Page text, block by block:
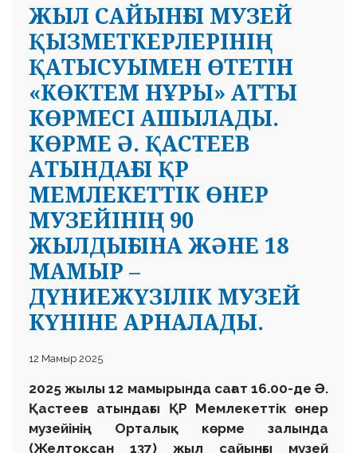
ЖЫЛ САЙЫНҒЫ МУЗЕЙ
ҚЫЗМЕТКЕРЛЕРІНІҢ
ҚАТЫСУЫМЕН ӨТЕТІН
«КӨКТЕМ НҰРЫ» АТТЫ
КӨРМЕСІ АШЫЛАДЫ.
КӨРМЕ Ә. ҚАСТЕЕВ
АТЫНДАҒЫ ҚР
МЕМЛЕКЕТТІК ӨНЕР
МУЗЕЙІНІҢ 90
ЖЫЛДЫҒЫНА ЖӘНЕ 18
МАМЫР –
ДҮНИЕЖҮЗІЛІК МУЗЕЙ
КҮНІНЕ АРНАЛАДЫ.
12 Мамыр 2025
2025 жылы 12 мамырында сағат 16.00-де Ә.
Қастеев атындағы ҚР Мемлекеттік өнер
музейінің Орталық көрме залында
(Желтоқсан 137) жыл сайынғы музей